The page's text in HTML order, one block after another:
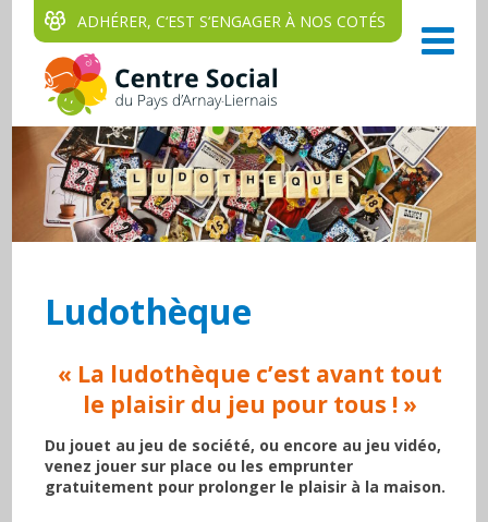
ADHÉRER, C‘EST S‘ENGAGER À NOS COTÉS
Ludothèque
« La ludothèque c’est avant tout
le plaisir du jeu pour tous ! »
Du jouet au jeu de société, ou encore au jeu vidéo,
venez jouer sur place ou les emprunter
gratuitement pour prolonger le plaisir à la maison.